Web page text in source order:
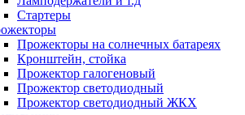
Стартеры
Прожекторы на солнечных батареях
Кронштейн, стойка
Прожектор галогеновый
Прожектор светодиодный
Прожектор светодиодный ЖКХ